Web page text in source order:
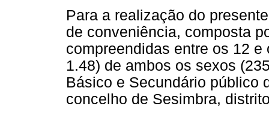
Para a realização do
de conveniência, composta
compreendidas entre os 12
1.48) de ambos os sexos
Básico e Secundário público
concelho de Sesimbra,